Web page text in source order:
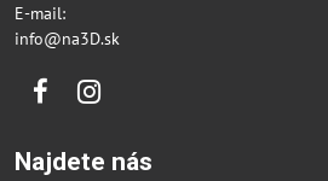
E-mail:
info@na3D.sk
FacebookInstagram
Najdete nás